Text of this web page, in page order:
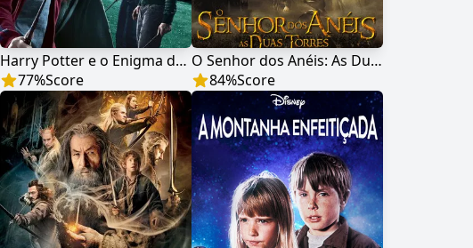
Harry Potter e o Enigma do Príncipe
77%Score
O Senhor dos Anéis: As Duas Torres
84%Score